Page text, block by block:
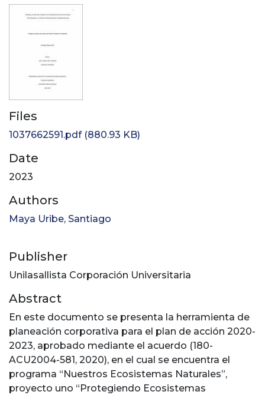
Files
1037662591.pdf(880.93 KB)
Date
2023
Authors
Maya Uribe, Santiago
Publisher
Unilasallista Corporación Universitaria
Abstract
En este documento se presenta la herramienta de
planeación corporativa para el plan de acción 2020-
2023, aprobado mediante el acuerdo (180-
ACU2004-581, 2020), en el cual se encuentra el
programa “Nuestros Ecosistemas Naturales”,
proyecto uno “Protegiendo Ecosistemas